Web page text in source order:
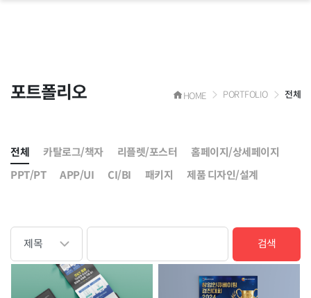
포트폴리오 HOME PORTFOLIO 전체
전체 카탈로그/책자 리플렛/포스터
홈페이지/상세페이지
PPT/PT
APP/UI CI/BI 패키지 제품 디자인/설계